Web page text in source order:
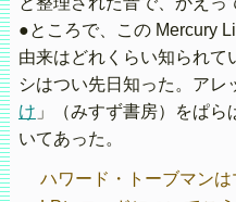
●ところで、この Mercury
由来はどれくらい知られて
シはつい先日知った。アレ
け 」（みすず書房）をぱ
いてあった。
ハワード・トーブマン